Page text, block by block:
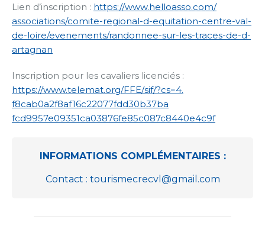
Lien d’inscription : https://www.helloasso.com/
associations/comite-regional-d-equitation-centre-val-
de-loire/evenements/randonnee-sur-les-traces-de-d-
artagnan
Inscription pour les cavaliers licenciés :
https://www.telemat.org/FFE/sif/?cs=4.
f8cab0a2f8af16c22077fdd30b37ba
fcd9957e09351ca03876fe85c087c8440e4c9f
INFORMATIONS COMPLÉMENTAIRES :
Contact : tourismecrecvl@gmail.com